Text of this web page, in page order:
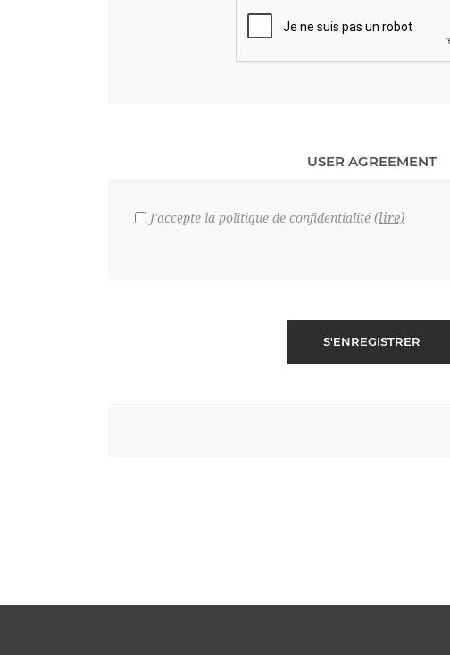
USER AGREEMENT
J'accepte la politique de confidentialité (lire)